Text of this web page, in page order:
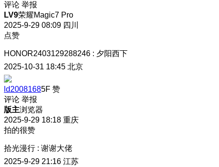
评论 举报
LV9荣耀Magic7 Pro
2025-9-29 08:09 四川
点赞
HONOR2403129288246 : 夕阳西下
2025-10-31 18:45 北京
ld20081685F 赞
评论 举报
版主浏览器
2025-9-29 18:18 重庆
拍的很赞
拾光漫行 : 谢谢大佬
2025-9-29 21:16 江苏